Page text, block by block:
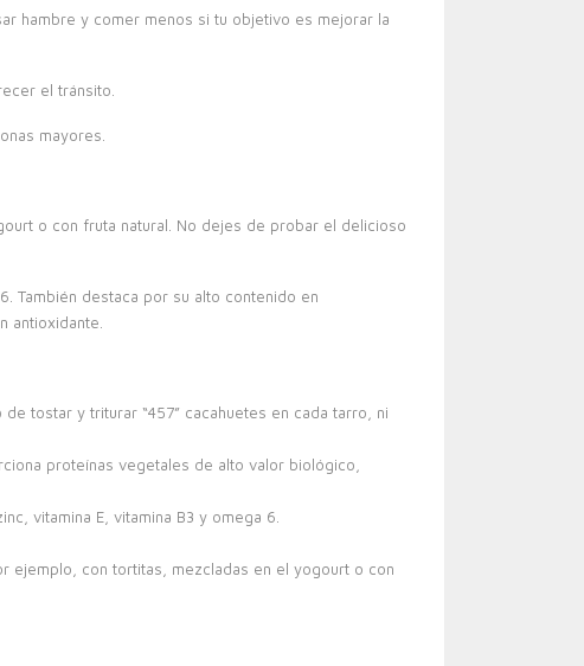
hambre y comer menos si tu objetivo es mejorar la
el tránsito.
mayores.
o con fruta natural. No dejes de probar el delicioso
También destaca por su alto contenido en
antioxidante.
de tostar y triturar “457” cacahuetes en cada tarro, ni
proteínas vegetales de alto valor biológico,
vitamina E, vitamina B3 y omega 6.
ejemplo, con tortitas, mezcladas en el yogourt o con